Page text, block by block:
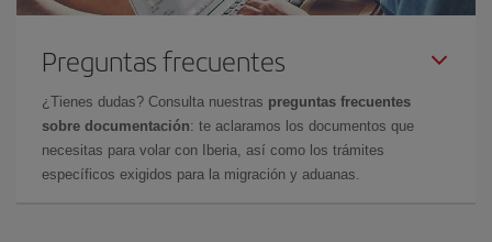
Preguntas frecuentes
¿Tienes dudas? Consulta nuestras preguntas frecuentes
sobre documentación: te aclaramos los documentos que
necesitas para volar con Iberia, así como los trámites
específicos exigidos para la migración y aduanas.